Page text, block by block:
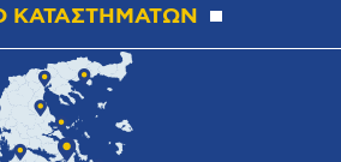
ΚΑΤΑΣΤΗΜΑΤΩΝ